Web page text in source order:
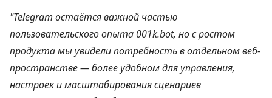
"Telegram остаётся важной частью
пользовательского опыта 001k.bot, но с ростом
продукта мы увидели потребность в отдельном веб-
пространстве — более удобном для управления,
настроек и масштабирования сценариев